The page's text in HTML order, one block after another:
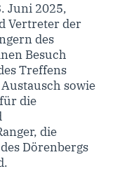
Juni 2025,
Vertreter der
des
Besuch
Treffens
sowie
die
die
Dörenbergs